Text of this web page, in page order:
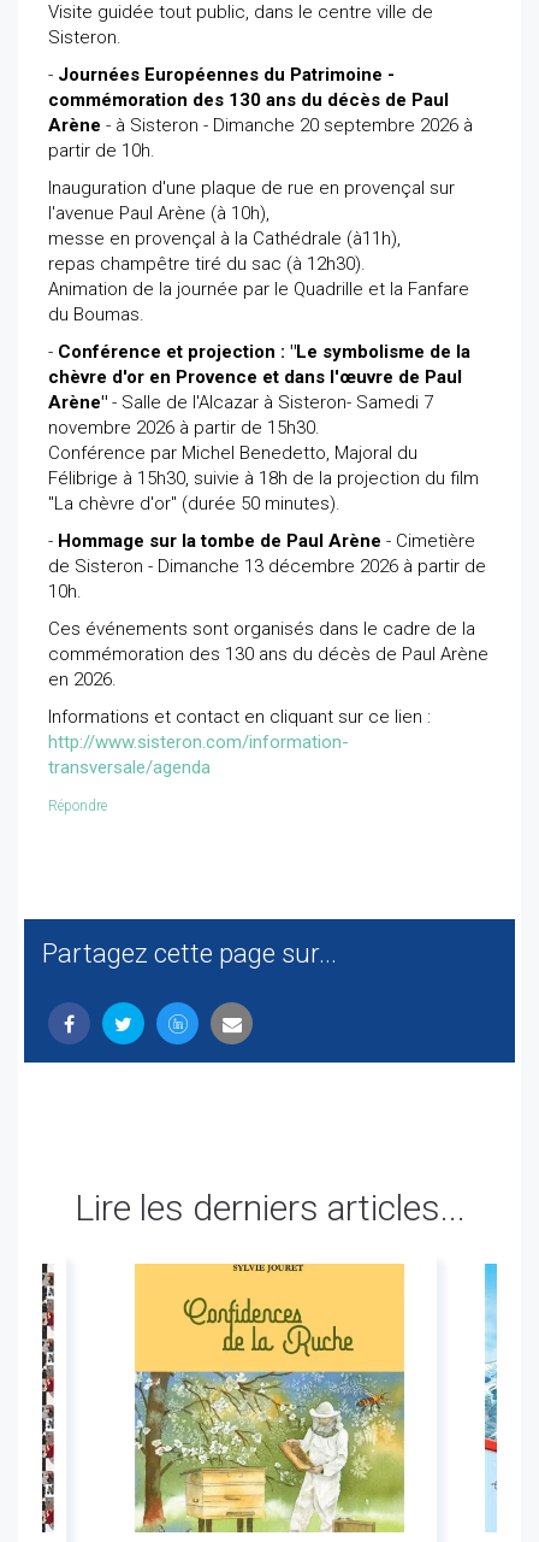
Visite guidée tout public, dans le centre ville de
Sisteron.
- Journées Européennes du Patrimoine -
commémoration des 130 ans du décès de Paul
Arène - à Sisteron - Dimanche 20 septembre 2026 à
partir de 10h.
Inauguration d'une plaque de rue en provençal sur
l'avenue Paul Arène (à 10h),
messe en provençal à la Cathédrale (à11h),
repas champêtre tiré du sac (à 12h30).
Animation de la journée par le Quadrille et la Fanfare
du Boumas.
- Conférence et projection : "Le symbolisme de la
chèvre d'or en Provence et dans l'œuvre de Paul
Arène" - Salle de l'Alcazar à Sisteron- Samedi 7
novembre 2026 à partir de 15h30.
Conférence par Michel Benedetto, Majoral du
Félibrige à 15h30, suivie à 18h de la projection du film
"La chèvre d'or" (durée 50 minutes).
- Hommage sur la tombe de Paul Arène - Cimetière
de Sisteron - Dimanche 13 décembre 2026 à partir de
10h.
Ces événements sont organisés dans le cadre de la
commémoration des 130 ans du décès de Paul Arène
en 2026.
Informations et contact en cliquant sur ce lien :
http://www.sisteron.com/information-
transversale/agenda
Répondre
Partagez cette page sur...
Lire les derniers articles...